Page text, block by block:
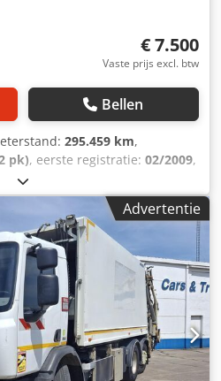
€ 7.500
Vaste prijs excl. btw
Bellen
295.459 km,
pk), eerste registratie: 02/2009,
26.000 kg,
3.900 mm, remmen:
dagcabine
, emissieklasse:Euro 5
4 , totale lengte:9.780
cruise control,
XXL 22 Nr A000 1478 Bj09
aanbieding –
verkoop voorbehouden –
uitsluiting van elke vorm van
Advertentie